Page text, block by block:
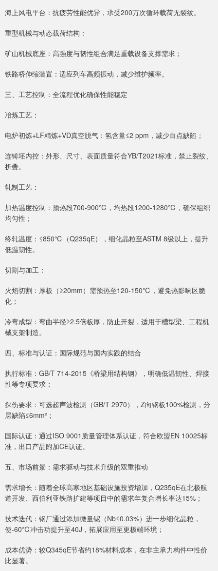
海上风电平台：抗疲劳性能优异，承受200万次循环载荷无裂纹。
重型机械与动态载荷结构：
矿山机械底座：高强度与韧性组合满足重载设备支撑需求；
铁路桥伸缩装置：适应列车高频振动，减少维护频率。
三、工艺控制：全流程优化确保性能稳定
冶炼工艺：
电炉初炼+LF精炼+VD真空脱气：氢含量≤2 ppm，减少白点缺陷；
连铸坯内控：外形、尺寸、表面质量符合YB/T2021标准，禁止裂纹、
折叠。
轧制工艺：
加热温度控制：预热段700-900℃，均热段1200-1280℃，确保组织
均匀性；
终轧温度：≤850℃（Q235qE），细化晶粒至ASTM 8级以上，提升
低温韧性。
切割与加工：
火焰切割：厚板（≥20mm）需预热至120-150℃，避免热影响区脆
化；
冷弯成型：弯曲半径≥2.5倍板厚，防止开裂，适用于槽型梁、工程机
械支架制造。
四、标准与认证：国际规范与国内实践的结合
执行标准：GB/T 714-2015《桥梁用结构钢》，明确低温韧性、焊接
性等专项要求；
探伤要求：可选超声波检测（GB/T 2970），Z向钢板100%检测，分
层缺陷≤6mm²；
国际认证：通过ISO 9001质量管理体系认证，符合欧盟EN 10025标
准，出口产品附加CE认证。
五、市场前景：需求驱动与技术升级的双重推动
需求增长：随着全球高寒地区基础设施投资增加，Q235qE在北极航
道开发、西伯利亚铁路扩建等项目中的需求年复合增长率达15%；
技术迭代：钢厂通过添加微量铌（Nb≤0.03%）进一步细化晶粒，
使-60℃冲击功提升至40J，拓展应用至更极端环境；
成本优势：较Q345qE节省约18%材料成本，在非主承力构件中性价
比显著。